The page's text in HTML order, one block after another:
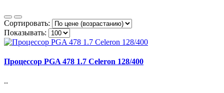
Сортировать:
Показывать:
Процессор PGA 478 1.7 Celeron 128/400
..